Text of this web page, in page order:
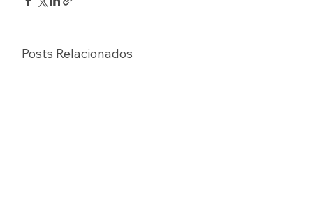
Posts Relacionados